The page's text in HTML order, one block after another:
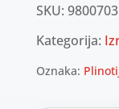
SKU: 9800703
Kategorija:
Oznaka: